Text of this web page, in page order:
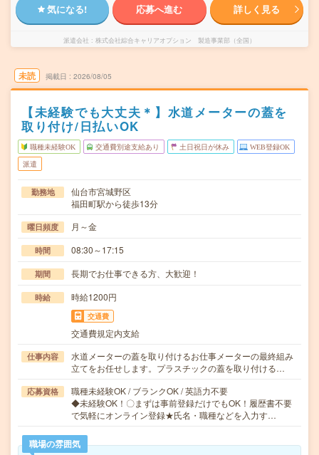
気になる! 応募へ進む 詳しく見る
派遣会社 株式会社綜合キャリアオプション 製造事業部（全国）
未読 掲載日 2026/08/05
【未経験でも大丈夫＊】水道メーターの蓋を
取り付け/日払いOK
職種未経験OK 交通費別途支給あり 土日祝日が休み WEB登録OK
派遣
勤務地
仙台市宮城野区
福田町駅から徒歩13分
曜日頻度 月～金
時間 08:30～17:15
期間 長期でお仕事できる方、大歓迎！
時給 時給1200円
交通費
交通費規定内支給
仕事内容
水道メーターの蓋を取り付けるお仕事メーターの最終組み
立てをお任せします。プラスチックの蓋を取り付ける…
応募資格
職種未経験OK / ブランクOK / 英語力不要
◆未経験OK！〇まずは事前登録だけでもOK！履歴書不要
で気軽にオンライン登録★氏名・職種などを入力す…
職場の雰囲気